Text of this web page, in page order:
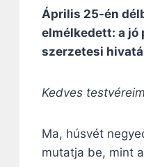
Április 25-én
elmélkedett: a jó
szerzetesi
Kedves
Ma, húsvét
mutatja be, mint